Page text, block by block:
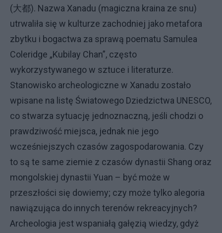
(大都). Nazwa Xanadu (magiczna kraina ze snu)
utrwaliła się w kulturze zachodniej jako metafora
zbytku i bogactwa za sprawą poematu Samulea
Coleridge „Kubilay Chan”, często
wykorzystywanego w sztuce i literaturze.
Stanowisko archeologiczne w Xanadu zostało
wpisane na listę Światowego Dziedzictwa UNESCO,
co stwarza sytuację jednoznaczną, jeśli chodzi o
prawdziwość miejsca, jednak nie jego
wcześniejszych czasów zagospodarowania. Czy
to są te same ziemie z czasów dynastii Shang oraz
mongolskiej dynastii Yuan – być może w
przeszłości się dowiemy; czy może tylko alegoria
nawiązująca do innych terenów rekreacyjnych?
Archeologia jest wspaniałą gałęzią wiedzy, gdyż